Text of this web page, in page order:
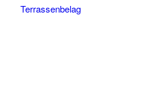
Terrassenbelag